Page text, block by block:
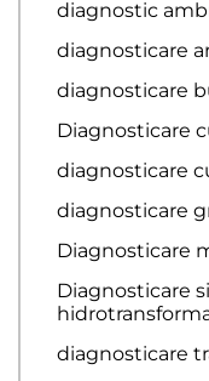
diagnostic
diagnosticare
diagnosticare
Diagnosticare
diagnosticare
diagnosticare
Diagnosticare
Diagnosticare
diagnosticare